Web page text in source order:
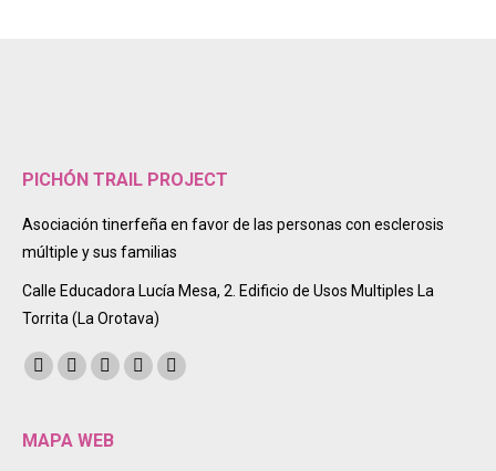
PICHÓN TRAIL PROJECT
Asociación tinerfeña en favor de las personas con esclerosis
múltiple y sus familias
Calle Educadora Lucía Mesa, 2. Edificio de Usos Multiples La
Torrita (La Orotava)
Encuéntranos en:
Facebook
opens
Twitter
opens
Instagram
opens
Mail Sitio
MAPA WEB